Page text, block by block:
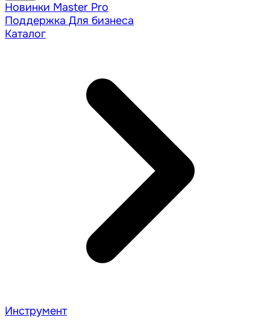
Новинки Master Pro
Поддержка Для бизнеса
Каталог
Инструмент